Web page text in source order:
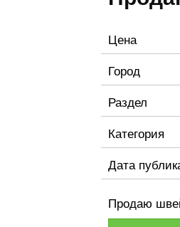
Цена
Город
Раздел
Категория
Дата
Продаю